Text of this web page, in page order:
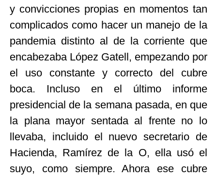
y convicciones propias en momentos tan
complicados como hacer un manejo de la
pandemia distinto al de la corriente que
encabezaba López Gatell, empezando por
el uso constante y correcto del cubre
boca. Incluso en el último informe
presidencial de la semana pasada, en que
la plana mayor sentada al frente no lo
llevaba, incluido el nuevo secretario de
Hacienda, Ramírez de la O, ella usó el
suyo, como siempre. Ahora ese cubre